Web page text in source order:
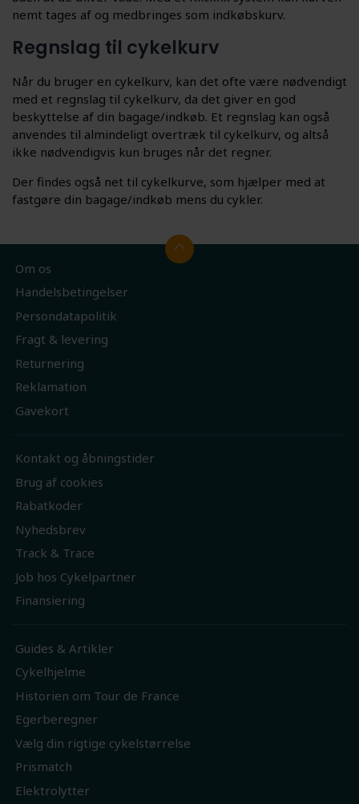
nemt tages af og medbringes som indkøbskurv.
Regnslag til cykelkurv
Når du bruger en cykelkurv, kan det ofte være nødvendigt
med et regnslag til cykelkurv, da det giver en god
beskyttelse af din bagage/indkøb. Et regnslag kan også
anvendes til almindeligt overtræk til cykelkurv, og altså
ikke nødvendigvis kun bruges når det regner.
Der findes også net til cykelkurve, som hjælper med at
fastgøre din bagage/indkøb mens du cykler.
Om os
Handelsbetingelser
Persondatapolitik
Fragt & levering
Returnering
Reklamation
Gavekort
Kontakt og åbningstider
Brug af cookies
Rabatkoder
Nyhedsbrev
Track & Trace
Job hos Cykelpartner
Finansiering
Guides & Artikler
Cykelhjelme
Historien om Tour de France
Egerberegner
Vælg din rigtige cykelstørrelse
Prismatch
Elektrolytter